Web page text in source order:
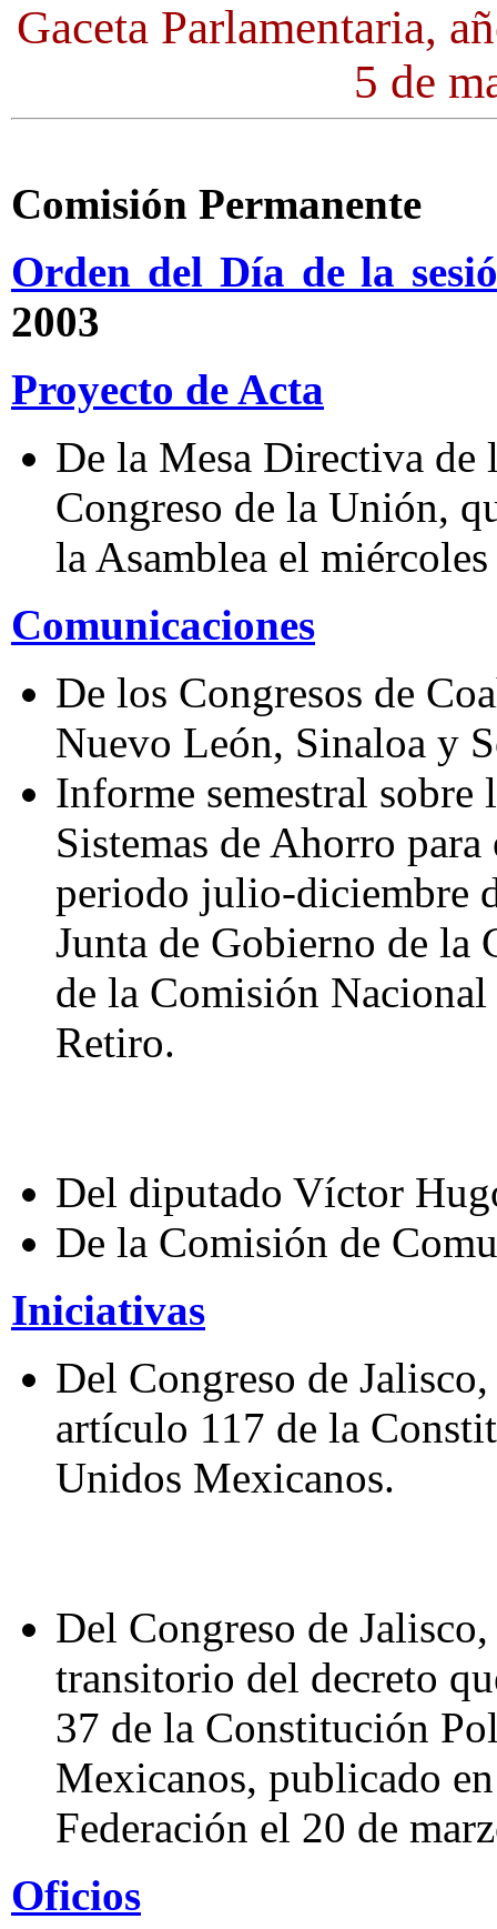
Gaceta Parlamentaria,
5 de
Comisión Permanente
Orden del Día de la
2003
Proyecto de Acta
De la Mesa Directiva de
Congreso de la Unión,
la Asamblea el
Comunicaciones
De los Congresos de
Nuevo León, Sinaloa y
Informe semestral sobre
Sistemas de Ahorro
periodo julio-diciembre
Junta de Gobierno de la
de la Comisión
Retiro.
Del diputado Víctor
De la Comisión de
Iniciativas
Del Congreso de
artículo 117 de la
Unidos Mexicanos.
Del Congreso de
transitorio del decreto
37 de la Constitución
Mexicanos, publicado
Federación el 20 de
Oficios